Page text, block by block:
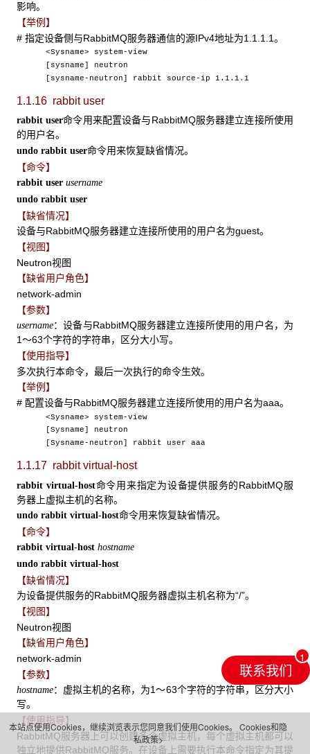
影响。
【举例】
# 指定设备侧与RabbitMQ服务器通信的源IPv4地址为1.1.1.1。
<Sysname> system-view
[sysname] neutron
[sysname-neutron] rabbit source-ip 1.1.1.1
1.1.16 rabbit user
rabbit user命令用来配置设备与RabbitMQ服务器建立连接所使用
的用户名。
undo rabbit user命令用来恢复缺省情况。
【命令】
rabbit user username
undo rabbit user
【缺省情况】
设备与RabbitMQ服务器建立连接所使用的用户名为guest。
【视图】
Neutron视图
【缺省用户角色】
network-admin
【参数】
username：设备与RabbitMQ服务器建立连接所使用的用户名，为
1～63个字符的字符串，区分大小写。
【使用指导】
多次执行本命令，最后一次执行的命令生效。
【举例】
# 配置设备与RabbitMQ服务器建立连接所使用的用户名为aaa。
<Sysname> system-view
[Sysname] neutron
[Sysname-neutron] rabbit user aaa
1.1.17 rabbit virtual-host
rabbit virtual-host命令用来指定为设备提供服务的RabbitMQ服
务器上虚拟主机的名称。
undo rabbit virtual-host命令用来恢复缺省情况。
【命令】
rabbit virtual-host hostname
undo rabbit virtual-host
【缺省情况】
为设备提供服务的RabbitMQ服务器虚拟主机名称为“/”。
【视图】
Neutron视图
【缺省用户角色】
network-admin
【参数】
hostname：虚拟主机的名称，为1～63个字符的字符串，区分大小
写。
【使用指导】
RabbitMQ服务器上可以创建多个虚拟主机，每个虚拟主机都可以
独立地提供RabbitMQ服务。在设备上需要执行本命令指定为其提
联系我们
本站点使用Cookies，继续浏览表示您同意我们使用Cookies。 Cookies和隐
私政策>